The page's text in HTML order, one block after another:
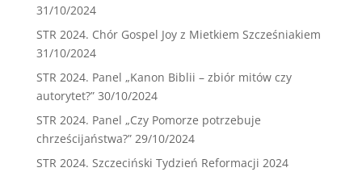
31/10/2024
STR 2024. Chór Gospel Joy z Mietkiem Szcześniakiem
31/10/2024
STR 2024. Panel „Kanon Biblii – zbiór mitów czy
autorytet?” 30/10/2024
STR 2024. Panel „Czy Pomorze potrzebuje
chrześcijaństwa?” 29/10/2024
STR 2024. Szczeciński Tydzień Reformacji 2024